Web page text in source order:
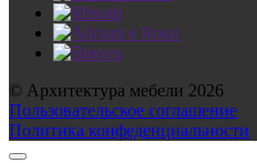
© Архитектура мебели 2026
Пользовательское соглашение
Политика конфеденциальности